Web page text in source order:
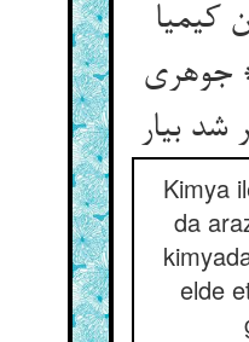
کیمیا
جوهری
شد بیار
Kimya
da
elde